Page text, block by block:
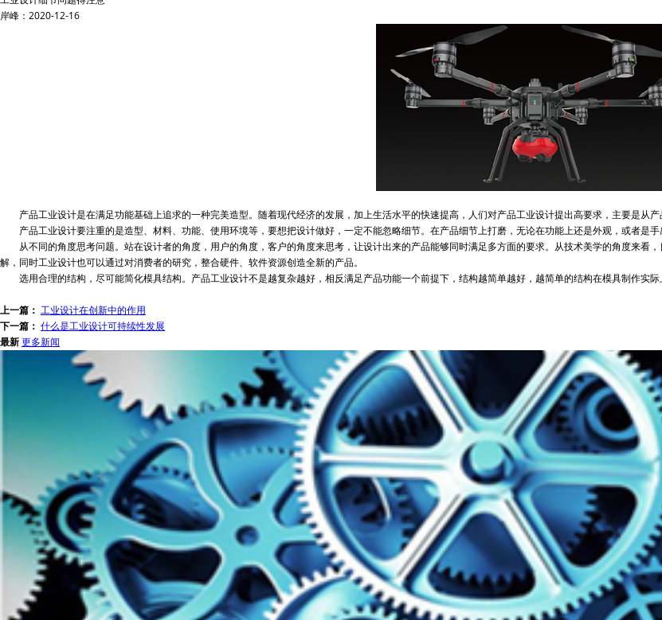
岸峰：2020-12-16
产品工业设计是在满足功能基础上追求的一种完美造型。随着现代经济的发展，加上生活水平的快速提高，人们对产品工业设计提出高要求，主要是从
产品工业设计要注重的是造型、材料、功能、使用环境等，要想把设计做好，一定不能忽略细节。在产品细节上打磨，无论在功能上还是外观，或者是手
从不同的角度思考问题。站在设计者的角度，用户的角度，客户的角度来思考，让设计出来的产品能够同时满足多方面的要求。从技术美学的角度来看
解，同时工业设计也可以通过对消费者的研究，整合硬件、软件资源创造全新的产品。
选用合理的结构，尽可能简化模具结构。产品工业设计不是越复杂越好，相反满足产品功能一个前提下，结构越简单越好，越简单的结构在模具制作实
上一篇： 工业设计在创新中的作用
下一篇： 什么是工业设计可持续性发展
最新更多新闻